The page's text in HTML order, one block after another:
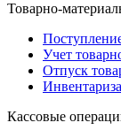
Товарно-
Учет
Отпуск
Кассовые